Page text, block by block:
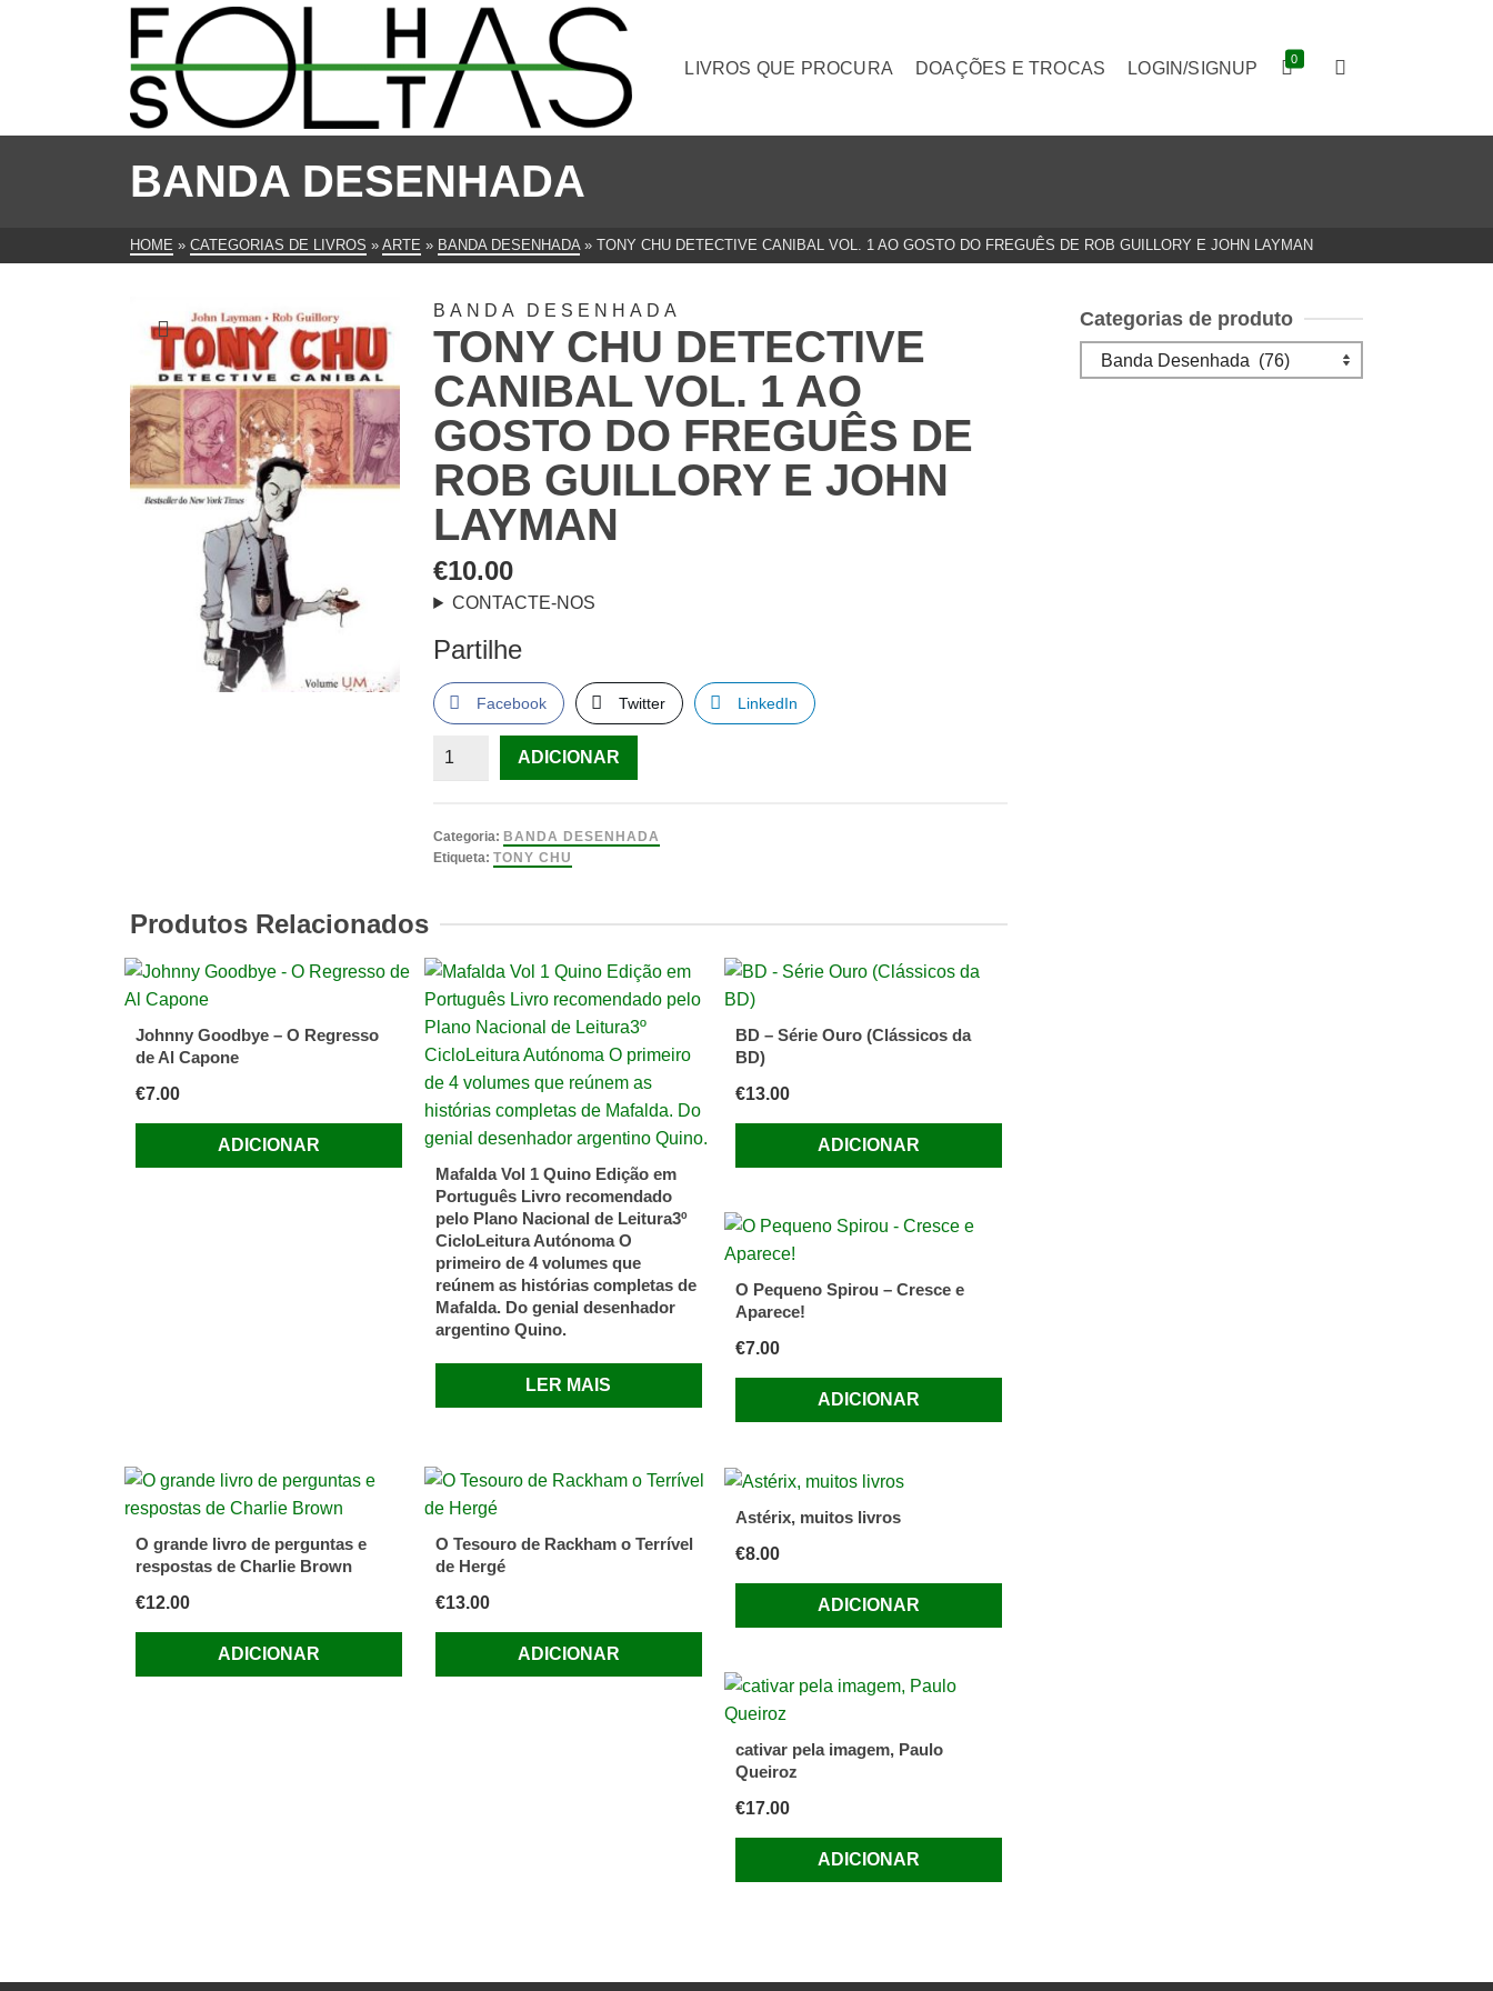
LIVROS QUE PROCURA DOAÇÕES E TROCAS LOGIN/SIGNUP 0
BANDA DESENHADA
HOME » CATEGORIAS DE LIVROS » ARTE » BANDA DESENHADA » TONY CHU DETECTIVE CANIBAL VOL. 1 AO GOSTO DO FREGUÊS DE ROB GUILLORY E JOHN LAYMAN
BANDA DESENHADA
TONY CHU DETECTIVE
CANIBAL VOL. 1 AO
GOSTO DO FREGUÊS DE
ROB GUILLORY E JOHN
LAYMAN
€10.00
CONTACTE-NOS
Partilhe
Facebook Twitter LinkedIn
Quantidade
CHU
Detective
Ao
Gosto
do
Freguês
de
Rob
Guillory
e
John
Layman
ADICIONAR
Categoria: BANDA DESENHADA
Etiqueta:TONY CHU
Produtos Relacionados
Johnny Goodbye – O Regresso
de Al Capone
€7.00
ADICIONAR
Mafalda Vol 1 Quino Edição em
Português Livro recomendado
pelo Plano Nacional de Leitura3º
CicloLeitura Autónoma O
primeiro de 4 volumes que
reúnem as histórias completas de
Mafalda. Do genial desenhador
argentino Quino.
LER MAIS
BD – Série Ouro (Clássicos da
BD)
€13.00
ADICIONAR
O Pequeno Spirou – Cresce e
Aparece!
€7.00
ADICIONAR
O grande livro de perguntas e
respostas de Charlie Brown
€12.00
ADICIONAR
O Tesouro de Rackham o Terrível
de Hergé
€13.00
ADICIONAR
Astérix, muitos livros
€8.00
ADICIONAR
cativar pela imagem, Paulo
Queiroz
€17.00
ADICIONAR
Categorias de produto